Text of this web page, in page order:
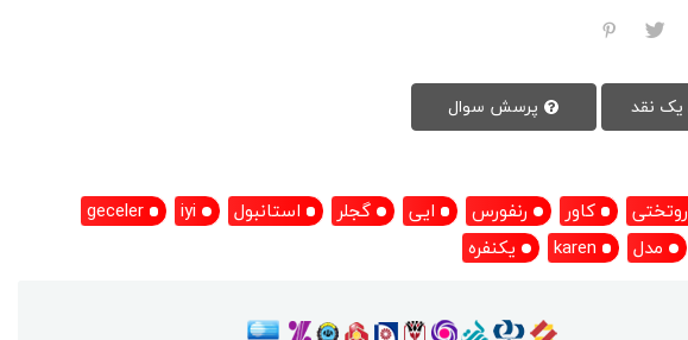
روتختی کاور رنفورس ایی گجلر استانبول iyi
geceler
مدل karen یکنفره